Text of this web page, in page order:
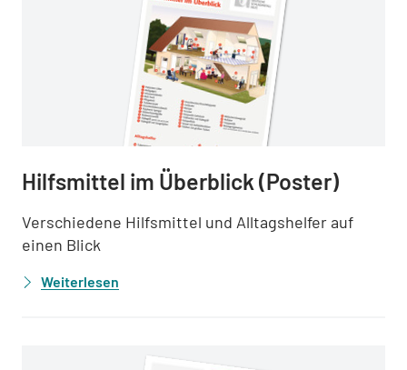
Hilfsmittel im Überblick (Poster)
Verschiedene Hilfsmittel und Alltagshelfer auf
einen Blick
Weiterlesen